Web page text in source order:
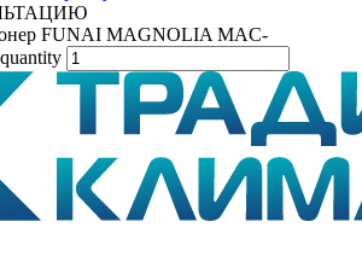
FUNAI MAGNOLIA MAC-